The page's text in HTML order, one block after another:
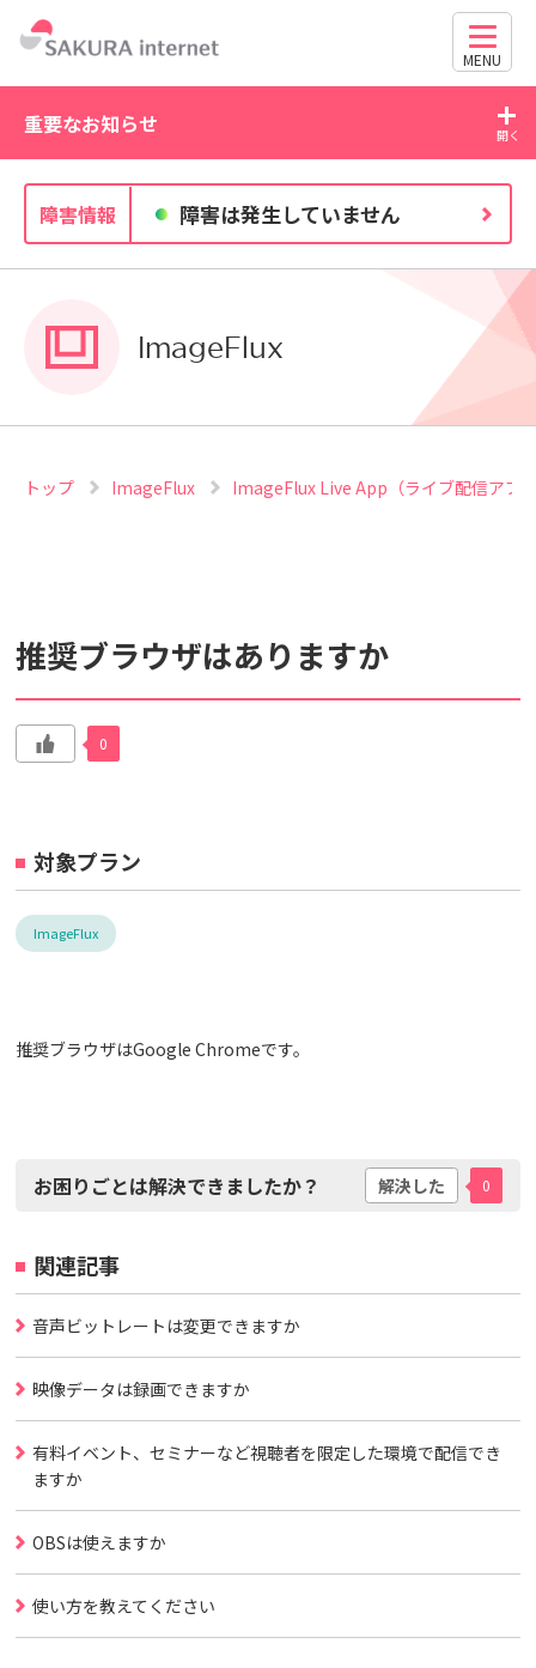
MENU
検索対象
動画マニュアル
重要なお知らせ
2026/07/27
独自ドメイン、SSL証明書の有効期限と更新方法に関す
障害情報 障害は発生していません
ImageFlux
トップ ImageFlux ImageFlux Live App（ライブ配信アプ
推奨ブラウザはありますか
0
対象プラン
ImageFlux
推奨ブラウザはGoogle Chromeです。
お困りごとは解決できましたか？ 解決した 0
関連記事
音声ビットレートは変更できますか
映像データは録画できますか
有料イベント、セミナーなど視聴者を限定した環境で配信でき
ますか
OBSは使えますか
使い方を教えてください